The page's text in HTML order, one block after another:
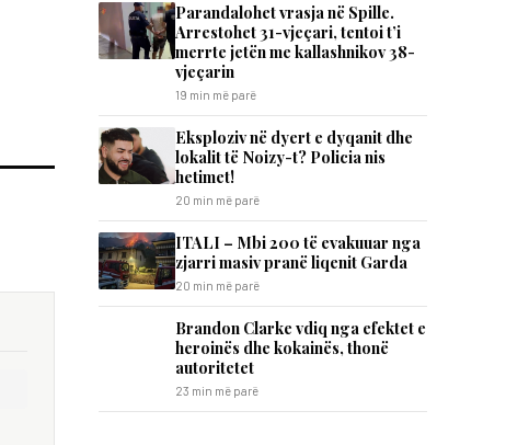
Parandalohet vrasja në Spille.
Arrestohet 31-vjeçari, tentoi t’i
merrte jetën me kallashnikov 38-
vjeçarin
19 min më parë
Eksploziv në dyert e dyqanit dhe
lokalit të Noizy-t? Policia nis
hetimet!
20 min më parë
ITALI – Mbi 200 të evakuuar nga
zjarri masiv pranë liqenit Garda
20 min më parë
Brandon Clarke vdiq nga efektet e
heroinës dhe kokainës, thonë
autoritetet
23 min më parë